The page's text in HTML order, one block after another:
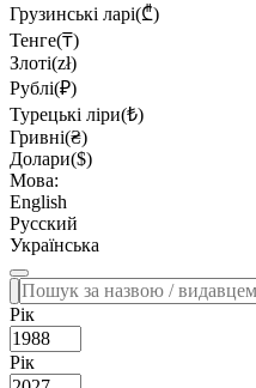
Грузинські ларі(₾)
Тенге(₸)
Злоті(zł)
Рублі(₽)
Турецькі ліри(₺)
Гривні(₴)
Долари($)
Мова:
English
Русский
Українська
Рік
Рік